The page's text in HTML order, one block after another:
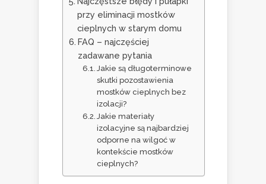
przy eliminacji mostków
cieplnych w starym domu
FAQ – najczęściej
zadawane pytania
Jakie są długoterminowe
skutki pozostawienia
mostków cieplnych bez
izolacji?
Jakie materiały
izolacyjne są najbardziej
odporne na wilgoć w
kontekście mostków
cieplnych?